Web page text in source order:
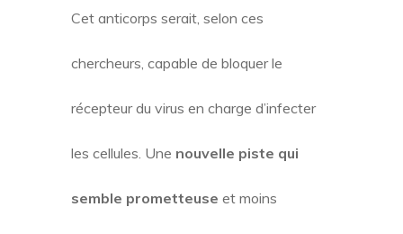
Cet anticorps serait, selon ces
chercheurs, capable de bloquer le
récepteur du virus en charge d’infecter
les cellules. Une nouvelle piste qui
semble prometteuse et moins